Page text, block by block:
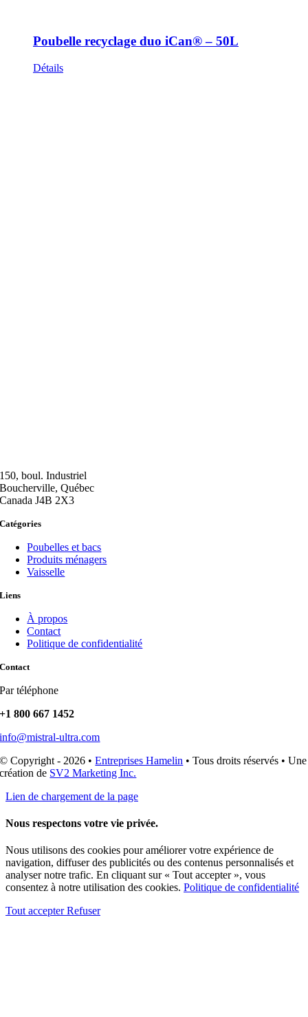
Poubelle recyclage duo iCan® – 50L
Détails
150, boul. Industriel
Boucherville, Québec
Canada J4B 2X3
Catégories
Poubelles et bacs
Produits ménagers
Vaisselle
Liens
À propos
Contact
Politique de confidentialité
Contact
Par téléphone
+1 800 667 1452
info@mistral-ultra.com
© Copyright - 2026 •Entreprises Hamelin • Tous droits réservés • Une
création de SV2 Marketing Inc.
Lien de chargement de la page
Nous respectons votre vie privée.
Nous utilisons des cookies pour améliorer votre expérience de
navigation, diffuser des publicités ou des contenus personnalisés et
analyser notre trafic. En cliquant sur « Tout accepter », vous
consentez à notre utilisation des cookies. Politique de confidentialité
Tout accepterRefuser